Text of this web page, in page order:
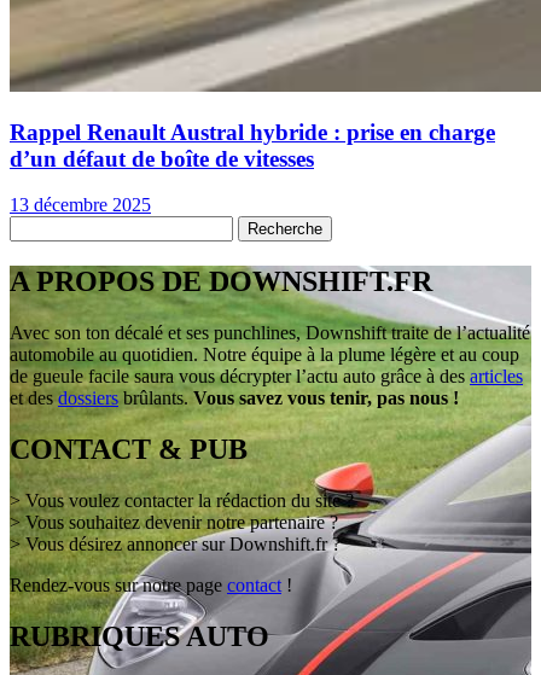
Rappel Renault Austral hybride : prise en charge
d’un défaut de boîte de vitesses
13 décembre 2025
A PROPOS DE DOWNSHIFT.FR
Avec son ton décalé et ses punchlines, Downshift traite de l’actualité
automobile au quotidien. Notre équipe à la plume légère et au coup
de gueule facile saura vous décrypter l’actu auto grâce à des articles
et des dossiers brûlants. Vous savez vous tenir, pas nous !
CONTACT & PUB
> Vous voulez contacter la rédaction du site ?
> Vous souhaitez devenir notre partenaire ?
> Vous désirez annoncer sur Downshift.fr ?
Rendez-vous sur notre page contact !
RUBRIQUES AUTO